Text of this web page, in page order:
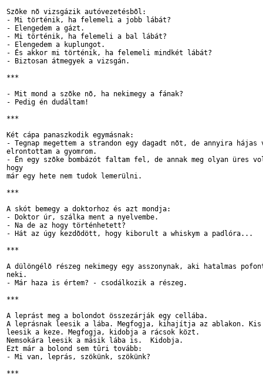
Szõke nõ vizsgázik autóvezetésbõl:
- Mi történik, ha felemeli a jobb lábát?
- Elengedem a gázt.
- Mi történik, ha felemeli a bal lábát?
- Elengedem a kuplungot.
- És akkor mi történik, ha felemeli mindkét lábát?
- Biztosan átmegyek a vizsgán.
***
- Mit mond a szõke nõ, ha nekimegy a fának?
- Pedig én dudáltam!
***
Két cápa panaszkodik egymásnak:
- Tegnap megettem a strandon egy dagadt nõt, de annyira
elrontottam a gyomrom.
- Én egy szõke bombázót faltam fel, de annak meg olyan
hogy
már egy hete nem tudok lemerülni.
***
A skót bemegy a doktorhoz és azt mondja:
- Doktor úr, szálka ment a nyelvembe.
- Na de az hogy történhetett?
- Hát az úgy kezdõdött, hogy kiborult a whiskym a padlóra...
***
A dülöngélõ részeg nekimegy egy asszonynak, aki hatalmas
neki.
- Már haza is értem? - csodálkozik a részeg.
***
A leprást meg a bolondot összezárják egy cellába.
A leprásnak leesik a lába. Megfogja, kihajítja az ablakon.
leesik a keze. Megfogja, kidobja a rácsok közt.
Nemsokára leesik a másik lába is.  Kidobja.
Ezt már a bolond sem tûri tovább:
- Mi van, leprás, szökünk, szökünk?
***